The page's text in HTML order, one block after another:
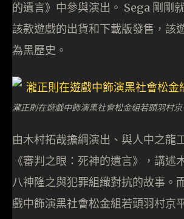
的遺言》中參與演出。 Sega 剛剛
該款遊戲的出貨和下載版發售，該
為黑歷史。
瀧正則在遊戲中飾演黑社會松金組若頭羽村
由木村拓哉擔綱演出、與人中之龍
《審判之眼：死神的遺言》，講述
八神隆之與犯罪組織對抗的故事。
戲中飾演黑社會松金組若頭羽村京